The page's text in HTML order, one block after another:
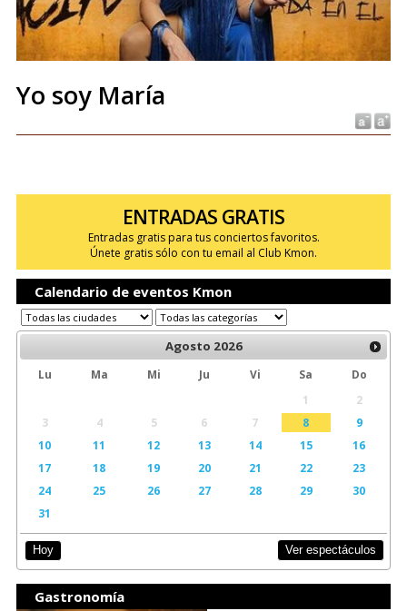
Yo soy María
ENTRADAS GRATIS
Entradas gratis para tus conciertos favoritos.
Únete gratis sólo con tu email al Club Kmon.
Calendario de eventos Kmon
Agosto 2026
Lu Ma Mi Ju Vi Sa
Do
1
2
3
4 5 6 7 8
9
10
11 12 13 14 15
16
17
18 19 20 21 22
23
24
25 26 27 28 29
30
31
Hoy Ver espectáculos
Gastronomía